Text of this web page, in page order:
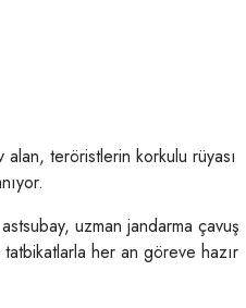
teröristlerin korkulu rüyası
uzman jandarma çavuş
her an göreve hazır